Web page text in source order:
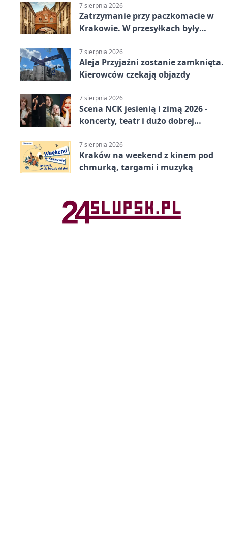
7 sierpnia 2026
Zatrzymanie przy paczkomacie w
Krakowie. W przesyłkach były
7 sierpnia 2026
Aleja Przyjaźni zostanie zamknięta.
Kierowców czekają objazdy
7 sierpnia 2026
Scena NCK jesienią i zimą 2026 -
koncerty, teatr i dużo dobrej
7 sierpnia 2026
Kraków na weekend z kinem pod
chmurką, targami i muzyką